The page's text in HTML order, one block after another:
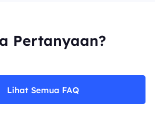
Pertanyaan?
Lihat Semua FAQ